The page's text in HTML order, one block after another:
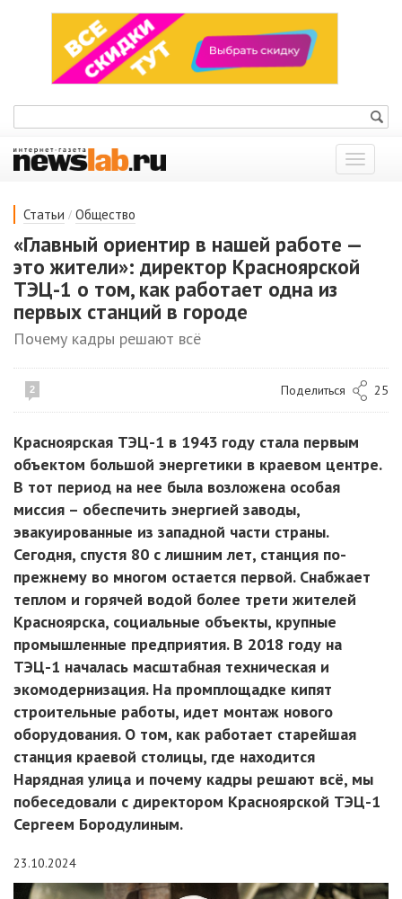
Показать
меню
Статьи / Общество
«Главный ориентир в нашей работе —
это жители»: директор Красноярской
ТЭЦ-1 о том, как работает одна из
первых станций в городе
Почему кадры решают всё
2 Поделиться 25
Красноярская ТЭЦ-1 в 1943 году стала первым
объектом большой энергетики в краевом центре.
В тот период на нее была возложена особая
миссия – обеспечить энергией заводы,
эвакуированные из западной части страны.
Сегодня, спустя 80 с лишним лет, станция по-
прежнему во многом остается первой. Снабжает
теплом и горячей водой более трети жителей
Красноярска, социальные объекты, крупные
промышленные предприятия. В 2018 году на
ТЭЦ-1 началась масштабная техническая и
экомодернизация. На промплощадке кипят
строительные работы, идет монтаж нового
оборудования. О том, как работает старейшая
станция краевой столицы, где находится
Нарядная улица и почему кадры решают всё, мы
побеседовали с директором Красноярской ТЭЦ-1
Сергеем Бородулиным.
23.10.2024